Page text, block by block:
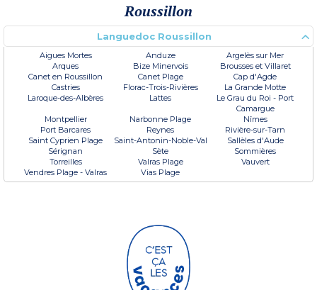
Roussillon
Languedoc Roussillon
Aigues Mortes Anduze
Argelès sur Mer
Arques
Bize Minervois
Brousses et Villaret
Canet en Roussillon
Canet Plage
Cap d'Agde
Castries
Florac-Trois-Rivières
La Grande Motte
Laroque-des-Albères
Lattes
Le Grau du Roi - Port
Camargue
Montpellier
Narbonne Plage
Nîmes
Port Barcares
Reynes
Rivière-sur-Tarn
Saint Cyprien Plage
Saint-Antonin-Noble-Val
Sallèles d'Aude
Sérignan
Sète
Sommières
Torreilles
Valras Plage
Vauvert
Vendres Plage - Valras
Vias Plage